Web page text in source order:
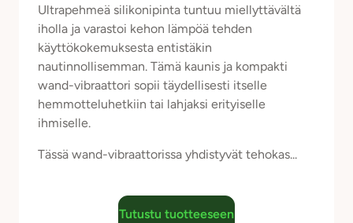
Ultrapehmeä silikonipinta tuntuu miellyttävältä
iholla ja varastoi kehon lämpöä tehden
käyttökokemuksesta entistäkin
nautinnollisemman. Tämä kaunis ja kompakti
wand-vibraattori sopii täydellisesti itselle
hemmotteluhetkiin tai lahjaksi erityiselle
ihmiselle.
Tässä wand-vibraattorissa yhdistyvät tehokas...
Tutustu tuotteeseen